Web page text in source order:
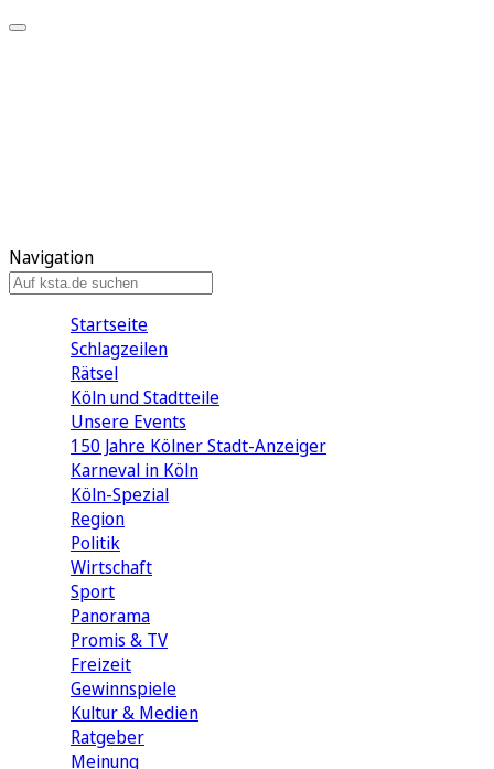
Navigation
Startseite
Schlagzeilen
Rätsel
Köln und Stadtteile
Unsere Events
150 Jahre Kölner Stadt-Anzeiger
Karneval in Köln
Köln-Spezial
Region
Politik
Wirtschaft
Sport
Panorama
Promis & TV
Freizeit
Gewinnspiele
Kultur & Medien
Ratgeber
Meinung